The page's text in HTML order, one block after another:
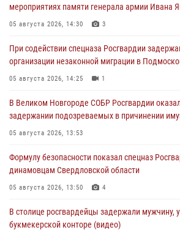
мероприятиях памяти генерала армии Ивана
05 августа 2026, 14:30 3
При содействии спецназа Росгвардии
организации незаконной миграции в
05 августа 2026, 14:25 1
В Великом Новгороде СОБР Росгвардии
задержании подозреваемых в причинении
05 августа 2026, 13:53
Формулу безопасности показал спецназ
динамовцам Свердловской области
05 августа 2026, 13:50 4
В столице росгвардейцы задержали мужчину,
букмекерской конторе (видео)